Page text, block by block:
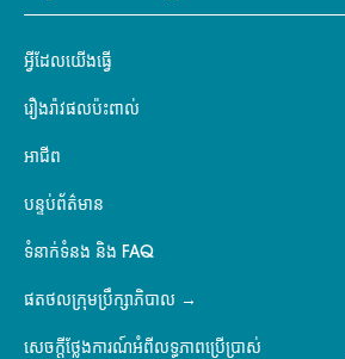
អ្វីដែលយើងធ្វើ
រឿងរ៉ាវផលប៉ះពាល់
អាជីព
បន្ទប់ព័ត៌មាន
ទំនាក់ទំនង និង FAQ
ផតថលក្រុមប្រឹក្សាភិបាល
សេចក្តីថ្លែងការណ៍អំពីលទ្ធភាពប្រើប្រាស់